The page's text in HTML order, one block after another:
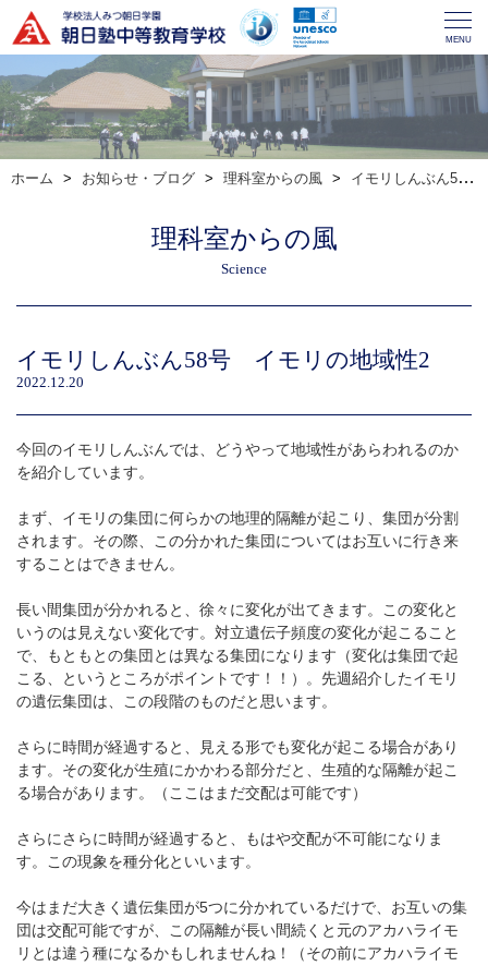
MENU
ホーム お知らせ・ブログ 理科室からの風 イモリしんぶん58号 イモリの地域性2
理科室からの風
Science
イモリしんぶん58号 イモリの地域性2
2022.12.20
今回のイモリしんぶんでは、どうやって地域性があらわれるのか
を紹介しています。
まず、イモリの集団に何らかの地理的隔離が起こり、集団が分割
されます。その際、この分かれた集団についてはお互いに行き来
することはできません。
長い間集団が分かれると、徐々に変化が出てきます。この変化と
いうのは見えない変化です。対立遺伝子頻度の変化が起こること
で、もともとの集団とは異なる集団になります（変化は集団で起
こる、というところがポイントです！！）。先週紹介したイモリ
の遺伝集団は、この段階のものだと思います。
さらに時間が経過すると、見える形でも変化が起こる場合があり
ます。その変化が生殖にかかわる部分だと、生殖的な隔離が起こ
る場合があります。（ここはまだ交配は可能です）
さらにさらに時間が経過すると、もはや交配が不可能になりま
す。この現象を種分化といいます。
今はまだ大きく遺伝集団が5つに分かれているだけで、お互いの集
団は交配可能ですが、この隔離が長い間続くと元のアカハライモ
リとは違う種になるかもしれませんね！（その前にアカハライモ